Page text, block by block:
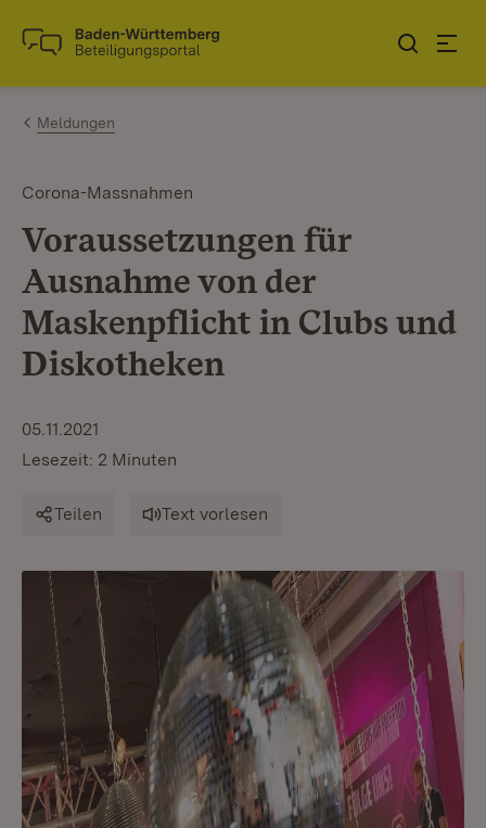
Zum Inhalt springen
Link zur Startseite
Meldungen
Corona-Massnahmen
Voraussetzungen für
Ausnahme von der
Maskenpflicht in Clubs und
Diskotheken
05.11.2021
Lesezeit: 2 Minuten
Teilen Text vorlesen